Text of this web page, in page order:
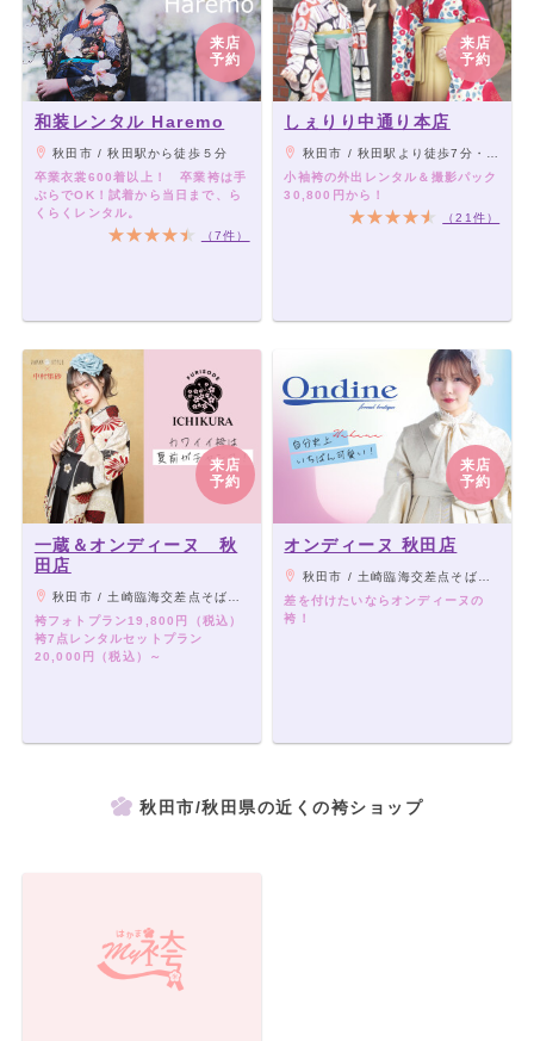
来店
予約
和装レンタル Haremo
秋田市 / 秋田駅から徒歩５分
卒業衣裳600着以上！ 卒業袴は手
ぶらでOK！試着から当日まで、ら
くらくレンタル。
（7件）
来店
予約
しぇりり中通り本店
秋田市 / 秋田駅より徒歩7分・車で3分
小袖袴の外出レンタル＆撮影パック
30,800円から！
（21件）
来店
予約
一蔵＆オンディーヌ 秋
田店
秋田市 / 土崎臨海交差点そば（新国道沿い） 、JR奥羽本線「土崎駅」より車6分
袴フォトプラン19,800円（税込）
袴7点レンタルセットプラン
20,000円（税込）～
来店
予約
オンディーヌ 秋田店
秋田市 / 土崎臨海交差点そば（新国道沿い） 、JR奥羽本線「土崎駅」より車6分
差を付けたいならオンディーヌの
袴！
秋田市/秋田県の近くの袴ショップ